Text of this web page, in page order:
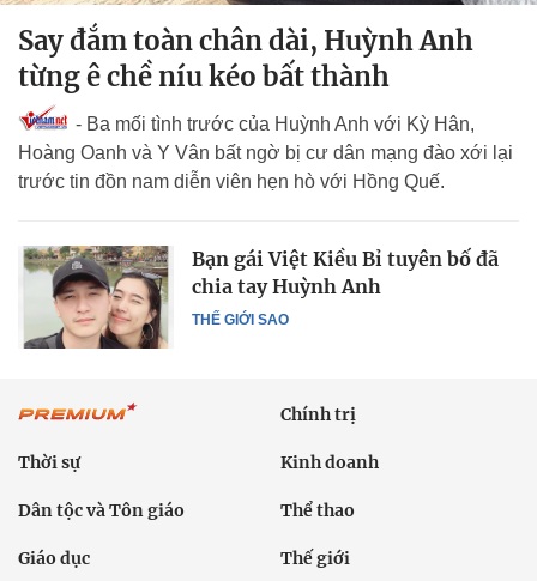
Say đắm toàn chân dài, Huỳnh Anh
từng ê chề níu kéo bất thành
- Ba mối tình trước của Huỳnh Anh với Kỳ Hân,
Hoàng Oanh và Y Vân bất ngờ bị cư dân mạng đào xới lại
trước tin đồn nam diễn viên hẹn hò với Hồng Quế.
THẾ GIỚI SAO
Bạn gái Việt Kiều Bỉ tuyên bố đã
chia tay Huỳnh Anh
Chính trị
Thời sự Kinh doanh
Dân tộc và Tôn giáo Thể thao
Giáo dục Thế giới